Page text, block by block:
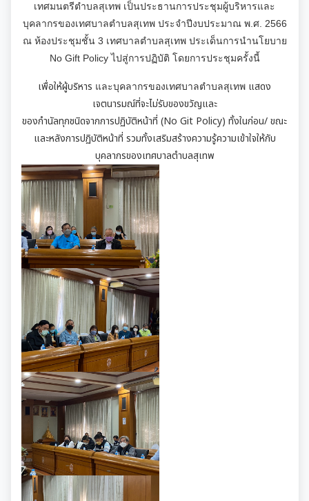
มติ ก.ท.จ.เชียงใหม่
การเลื่อนขั้นเงินเดือน
ความรู้เกี่ยวกับการแต่งเครื่องแบบข้าราชการ
หลักเกณฑ์การลา
หลักเกณฑ์การคัดเลือกเข้ารับการอบรม
การเสริมสร้างและพัฒนาพนักงาน และข้าราชการท้อง
ถิ่น
คลินิกจริยธรรม
เกร็ดความรู้ที่เกี่ยวข้องในการปฏิบัติงานราชการ
ผลการคัดเลือกพนักงานผู้มีคุณธรรมจริยธรรม
ซักซ้อมแนวทางปฏิบัติการใช้รถยนต์ของอปท.
ข้อมูลสถิติการให้บริการ
รายงานผลการสำรวจความพึงพอใจการให้บริการ
E-SERVICE
นโยบายคุ้มครองข้อมูลส่วนบุคคล
โอนงบประมาณรายจ่ายประจำปี
โอนงบประมาณรายจ่ายประจำปี
แผนการใช้จ่ายงบประมาณประจำปี
รายงานการใช้จ่ายงบประมาณประจำปี รอบ 6 เดือน
รายงานผลการใช้จ่ายงบประมาณประจำปี
การจัดซื้อจัดจ้างหรือการจัดหาพัสดุ
แผนการจัดซื้อจัดจ้างหรือแผนการจัดหาพัสดุ
สรุปผลการจัดซื้อจัดจ้าง หรือการจัดหาพัสดุรายเดือน
รายงานผลการจัดซื้อจัดจ้าง หรือการจัดหาพัสดุประจำปี
รายการการจัดซื้อจัดจ้างหรือการจัดหาพัสดุ (งบลงทุน)
ความก้าวหน้าการจัดซื้อจัดจ้างหรือการจัดหาพัสดุ
การกำหนดอายุการใช้งานและอัตราค่าเสื่อมราคาสิน
ทรัพย
แผนอัตรากำลัง 3 ปี
การบริหารและพัฒนาทรัพยากรบุคคล
หลักเกณฑ์การบริหารและพัฒนาทรัพยากรบุคคล
แผนการบริหารและพัฒนาทรัพยากรบุคคล
รายงานผลการบริหารและพัฒนาทรัพยากรบุคคล
ประจำปี
ประมวลจริยธรรมสำหรับเจ้าหน้าที่ของรัฐ
การขับเคลื่อนจริยธรรม
องค์กรสุขภาวะ (Happy Workplace)
รายงานผลการดำเนินการองค์กรสุขภาวะ
มติกทจ.เชียงใหม่
การป้องกันการทุจริต
แนวปฏิบัติการจัดการเรื่องร้องเรียนการทุจริตฯ
ข้อมูลสถิติเรื่องร้องเรียนการทุจริตและประพฤติมิชอบ
นโยบายไม่รับของขวัญ
การมีส่วนร่วมของผู้บริหาร
การเปิดโอกาสให้มีการส่วนร่วมในการดำเนินงานตาม
ภารกิจของหน่วยงาน
การประเมินความเสี่ยงการทุจริต
รายงานผลการดำเนินการตามแผนบริหารจัดการความ
เสี่ยงการทุจริต
เทศมนตรีตำบลสุเทพ เป็นประธานการประชุมผู้บริหารและ
บุคลากรของเทศบาลตำบลสุเทพ ประจำปีงบประมาณ พ.ศ. 2566
ณ ห้องประชุมชั้น 3 เทศบาลตำบลสุเทพ ประเด็นการนำนโยบาย
No Gift Policy ไปสู่การปฏิบัติ โดยการประชุมครั้งนี้
เพื่อให้ผู้บริหาร และบุคลากรของเทศบาลตำบลสุเทพ แสดง
เจตนารมณ์ที่จะไม่รับของขวัญและ
ของกำนัลทุกชนิดจากการปฏิบัติหน้าที่ (No Git Policy) ทั้งในก่อน/ ขณะ
และหลังการปฏิบัติหน้าที่ รวมทั้งเสริมสร้างความรู้ความเข้าใจให้กับ
บุคลากรของเทศบาลตำบลสุเทพ